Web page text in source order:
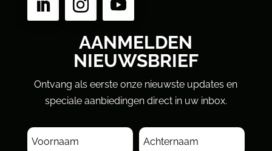
AANMELDEN
NIEUWSBRIEF
Ontvang als eerste onze nieuwste updates en
speciale aanbiedingen direct in uw inbox.